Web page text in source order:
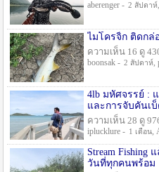
aberenger - 2 สัปดาห์
ไมโครจิ้ก ติดกล่
ความเห็น 16 ดู
boonsak - 2 สัปดาห์,
4lb มหัศจรรย์ :
และการจับคันเ
ความเห็น 28 ดู
iplucklure - 1 เดือน,
Stream Fishing
วันที่ทุกคนพร้อม